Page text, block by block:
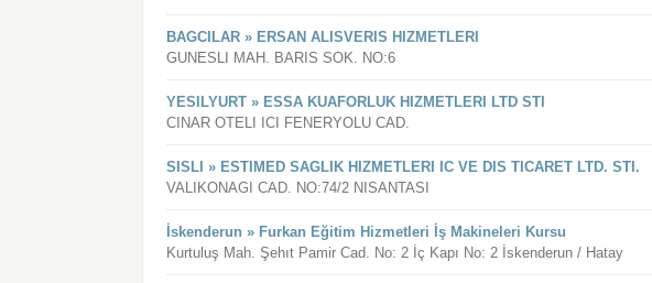
BAGCILAR » ERSAN ALISVERIS HIZMETLERI
GUNESLI MAH. BARIS SOK. NO:6
YESILYURT » ESSA KUAFORLUK HIZMETLERI LTD STI
CINAR OTELI ICI FENERYOLU CAD.
SISLI » ESTIMED SAGLIK HIZMETLERI IC VE DIS TICARET LTD. STI.
VALIKONAGI CAD. NO:74/2 NISANTASI
İskenderun » Furkan Eğitim Hizmetleri İş Makineleri Kursu
Kurtuluş Mah. Şehıt Pamir Cad. No: 2 İç Kapı No: 2 İskenderun / Hatay